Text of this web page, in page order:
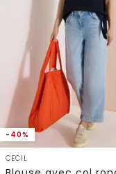
-40%
CECIL